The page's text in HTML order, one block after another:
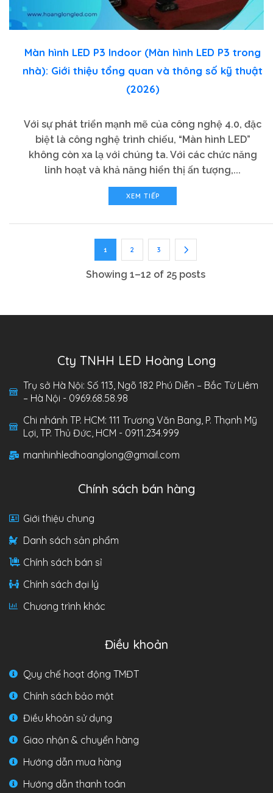
Màn hình LED P3 Indoor (Màn hình LED P3 trong
nhà): Giới thiệu tổng quan và thông số kỹ thuật
(2026)
Với sự phát triển mạnh mẽ của công nghệ 4.0, đặc
biệt là công nghệ trình chiếu, “Màn hình LED”
không còn xa lạ với chúng ta. Với các chức năng
linh hoạt và khả năng hiển thị ấn tượng,...
XEM TIẾP
Showing 1–12 of 25 posts
1 2 3
Cty TNHH LED Hoàng Long
Trụ sở Hà Nội: Số 113, Ngõ 182 Phú Diễn – Bắc Từ Liêm
– Hà Nội - 0969.68.58.98
Chi nhánh TP. HCM: 111 Trương Văn Bang, P. Thạnh Mỹ
Lợi, TP. Thủ Đức, HCM - 0911.234.999
manhinhledhoanglong@gmail.com
Chính sách bán hàng
Giới thiệu chung
Danh sách sản phẩm
Chính sách bán sỉ
Chính sách đại lý
Chương trình khác
Điều khoản
Quy chế hoạt động TMĐT
Chính sách bảo mật
Điều khoản sử dụng
Giao nhận & chuyển hàng
Hướng dẫn mua hàng
Hướng dẫn thanh toán